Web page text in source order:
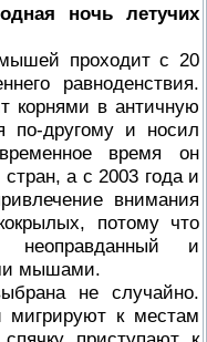
ночь летучих
проходит с 20
равноденствия.
корнями в античную
по-другому и носил
время он
а с 2003 года и
внимания
потому что
и
мышами.
не случайно.
к местам